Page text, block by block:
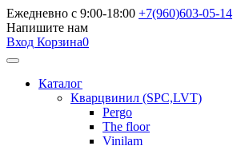
Ежедневно с 9:00-18:00 +7(960)603-05-14
Напишите нам
Вход Корзина0
Каталог
Кварцвинил (SPC,LVT)
Pergo
The floor
Vinilam